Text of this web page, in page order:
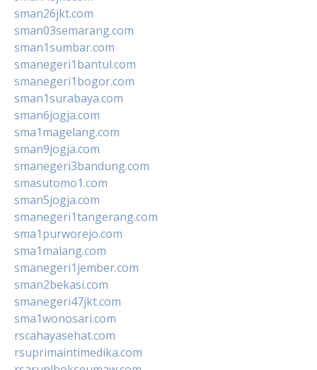
sman26jkt.com
sman03semarang.com
sman1sumbar.com
smanegeri1bantul.com
smanegeri1bogor.com
sman1surabaya.com
sman6jogja.com
sma1magelang.com
sman9jogja.com
smanegeri3bandung.com
smasutomo1.com
sman5jogja.com
smanegeri1tangerang.com
sma1purworejo.com
sma1malang.com
smanegeri1jember.com
sman2bekasi.com
smanegeri47jkt.com
sma1wonosari.com
rscahayasehat.com
rsuprimaintimedika.com